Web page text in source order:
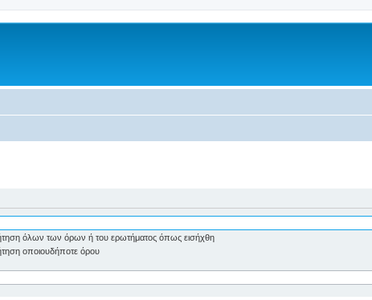
όλων των όρων ή του ερωτήματος όπως εισήχθη
οποιουδήποτε όρου